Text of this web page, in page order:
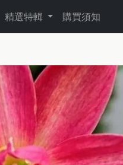
精選特輯 購買須知